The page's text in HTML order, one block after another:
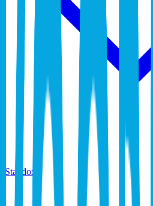
Standox